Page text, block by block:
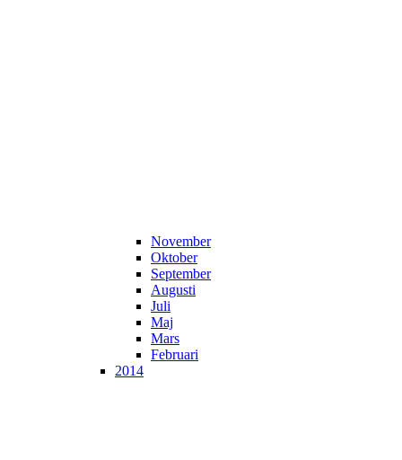
November
Oktober
September
Augusti
Juli
Maj
Mars
Februari
2014